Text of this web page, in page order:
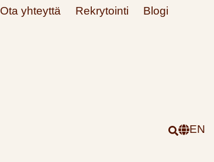
Ota yhteyttä Rekrytointi Blogi
EN